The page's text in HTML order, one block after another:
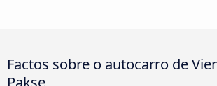
Factos sobre o autocarro de
Pakse